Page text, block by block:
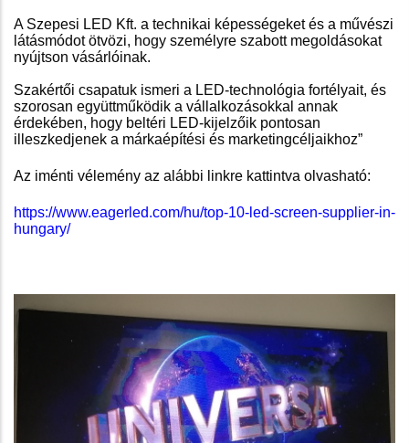
A Szepesi LED Kft. a technikai képességeket és a művészi
látásmódot ötvözi, hogy személyre szabott megoldásokat
nyújtson vásárlóinak.
Szakértői csapatuk ismeri a LED-technológia fortélyait, és
szorosan együttműködik a vállalkozásokkal annak
érdekében, hogy beltéri LED-kijelzőik pontosan
illeszkedjenek a márkaépítési és marketingcéljaikhoz”
Az iménti vélemény az alábbi linkre kattintva olvasható:
https://www.eagerled.com/hu/top-10-led-screen-supplier-in-
hungary/